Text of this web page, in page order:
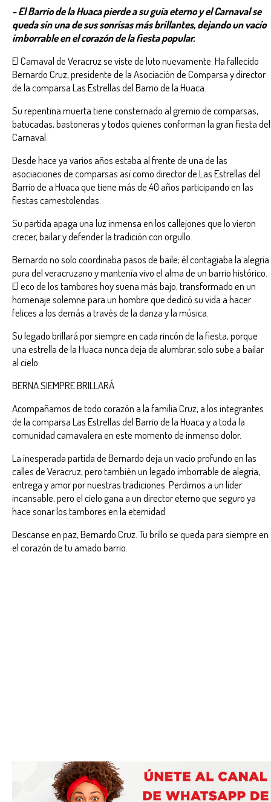
- El Barrio de la Huaca pierde a su guía eterno y el Carnaval se
queda sin una de sus sonrisas más brillantes, dejando un vacío
imborrable en el corazón de la fiesta popular.
El Carnaval de Veracruz se viste de luto nuevamente. Ha fallecido
Bernardo Cruz, presidente de la Asociación de Comparsa y director
de la comparsa Las Estrellas del Barrio de la Huaca.
Su repentina muerta tiene consternado al gremio de comparsas,
batucadas, bastoneras y todos quienes conforman la gran fiesta del
Carnaval.
Desde hace ya varios años estaba al frente de una de las
asociaciones de comparsas así como director de Las Estrellas del
Barrio de a Huaca que tiene más de 40 años participando en las
fiestas carnestolendas.
Su partida apaga una luz inmensa en los callejones que lo vieron
crecer, bailar y defender la tradición con orgullo.
Bernardo no solo coordinaba pasos de baile; él contagiaba la alegría
pura del veracruzano y mantenía vivo el alma de un barrio histórico.
El eco de los tambores hoy suena más bajo, transformado en un
homenaje solemne para un hombre que dedicó su vida a hacer
felices a los demás a través de la danza y la música.
Su legado brillará por siempre en cada rincón de la fiesta, porque
una estrella de la Huaca nunca deja de alumbrar, solo sube a bailar
al cielo.
BERNA SIEMPRE BRILLARÁ
Acompañamos de todo corazón a la familia Cruz, a los integrantes
de la comparsa Las Estrellas del Barrio de la Huaca y a toda la
comunidad carnavalera en este momento de inmenso dolor.
La inesperada partida de Bernardo deja un vacío profundo en las
calles de Veracruz, pero también un legado imborrable de alegría,
entrega y amor por nuestras tradiciones. Perdimos a un líder
incansable, pero el cielo gana a un director eterno que seguro ya
hace sonar los tambores en la eternidad.
Descanse en paz, Bernardo Cruz. Tu brillo se queda para siempre en
el corazón de tu amado barrio.